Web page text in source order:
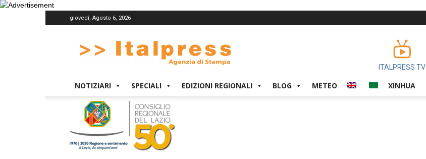
giovedì, Agosto 6, 2026
ITALPRESS TV
NOTIZIARI SPECIALI EDIZIONI REGIONALI BLOG METEO XINHUA